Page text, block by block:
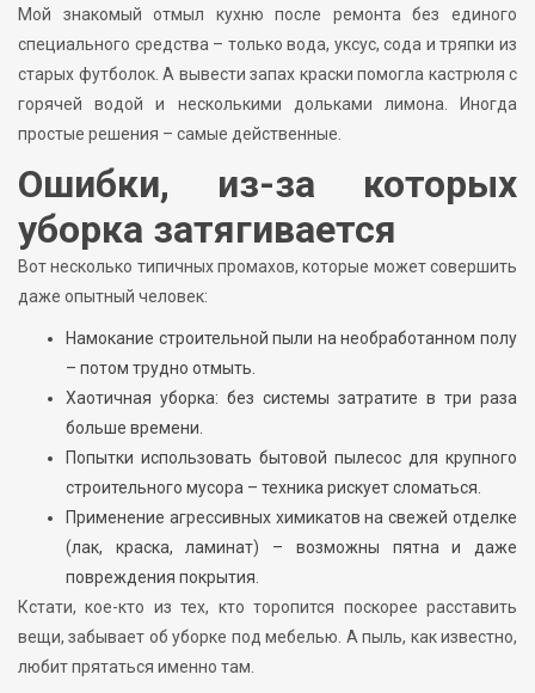
Мой знакомый отмыл кухню после ремонта без единого
специального средства – только вода, уксус, сода и тряпки из
старых футболок. А вывести запах краски помогла кастрюля с
горячей водой и несколькими дольками лимона. Иногда
простые решения – самые действенные.
Ошибки, из-за которых
уборка затягивается
Вот несколько типичных промахов, которые может совершить
даже опытный человек:
Намокание строительной пыли на необработанном полу
– потом трудно отмыть.
Хаотичная уборка: без системы затратите в три раза
больше времени.
Попытки использовать бытовой пылесос для крупного
строительного мусора – техника рискует сломаться.
Применение агрессивных химикатов на свежей отделке
(лак, краска, ламинат) – возможны пятна и даже
повреждения покрытия.
Кстати, кое-кто из тех, кто торопится поскорее расставить
вещи, забывает об уборке под мебелью. А пыль, как известно,
любит прятаться именно там.